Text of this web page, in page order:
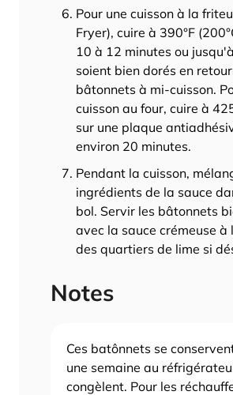
Pour une cuisson à la
Fryer), cuire à 390°F
10 à 12 minutes ou
soient bien dorés en
bâtonnets à mi-cuisson.
cuisson au four, cuire à
sur une plaque
environ 20 minutes.
Pendant la cuisson,
ingrédients de la sauce
bol. Servir les bâtonnets
avec la sauce crémeuse à
des quartiers de lime si
Notes
Ces batônnets se
une semaine au
congèlent. Pour les